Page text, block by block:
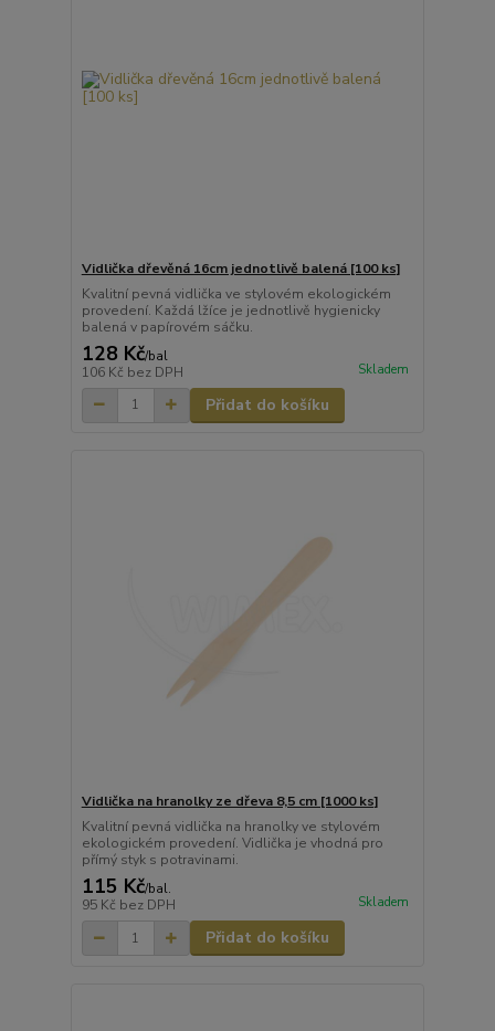
Vidlička dřevěná 16cm jednotlivě balená [100 ks]
Kvalitní pevná vidlička ve stylovém ekologickém
provedení. Každá lžíce je jednotlivě hygienicky
balená v papírovém sáčku.
128 Kč/bal
106 Kč bez DPH Skladem
Přidat do košíku
Vidlička na hranolky ze dřeva 8,5 cm [1000 ks]
Kvalitní pevná vidlička na hranolky ve stylovém
ekologickém provedení. Vidlička je vhodná pro
přímý styk s potravinami.
115 Kč/bal.
95 Kč bez DPH Skladem
Přidat do košíku